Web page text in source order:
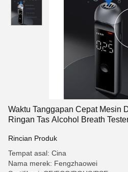
Waktu Tanggapan Cepat Mesin
Ringan Tas Alcohol Breath
Rincian Produk
Tempat asal: Cina
Nama merek: Fengzhaowei